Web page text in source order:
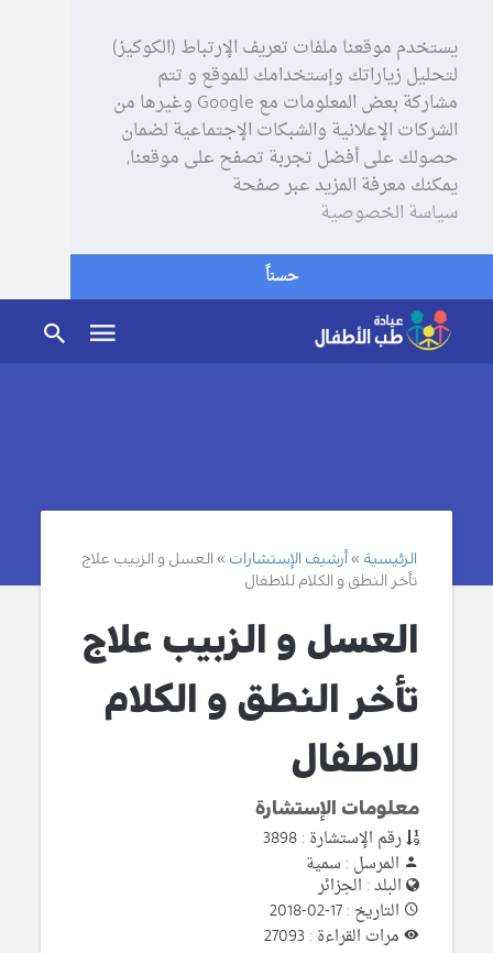
يستخدم موقعنا ملفات تعريف الإرتباط (الكوكيز)
لتحليل زياراتك وإستخدامك للموقع و تتم
مشاركة بعض المعلومات مع Google وغيرها من
الشركات الإعلانية والشبكات الإجتماعية لضمان
حصولك على أفضل تجربة تصفح على موقعنا,
يمكنك معرفة المزيد عبر صفحة
سياسة الخصوصية
حسناً
الرئيسية أرشيف الإستشارات
العسل و الزبيب علاج
تأخر النطق و الكلام للاطفال
العسل و الزبيب علاج
تأخر النطق و الكلام
للاطفال
معلومات الإستشارة
رقم الإستشارة : 3898
المرسل : سمية
البلد : الجزائر
التاريخ : 17-02-2018
مرات القراءة : 27093